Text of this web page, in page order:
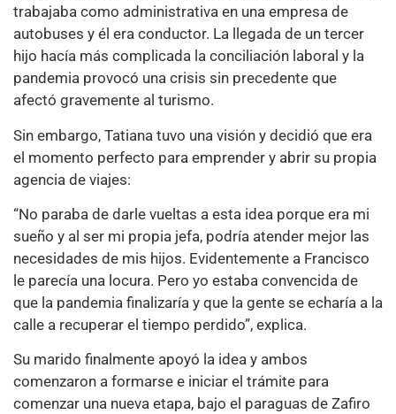
trabajaba como administrativa en una empresa de
autobuses y él era conductor. La llegada de un tercer
hijo hacía más complicada la conciliación laboral y la
pandemia provocó una crisis sin precedente que
afectó gravemente al turismo.
Sin embargo, Tatiana tuvo una visión y decidió que era
el momento perfecto para emprender y abrir su propia
agencia de viajes:
“No paraba de darle vueltas a esta idea porque era mi
sueño y al ser mi propia jefa, podría atender mejor las
necesidades de mis hijos. Evidentemente a Francisco
le parecía una locura. Pero yo estaba convencida de
que la pandemia finalizaría y que la gente se echaría a la
calle a recuperar el tiempo perdido”, explica.
Su marido finalmente apoyó la idea y ambos
comenzaron a formarse e iniciar el trámite para
comenzar una nueva etapa, bajo el paraguas de Zafiro